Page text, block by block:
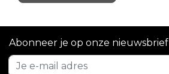
Abonneer je op onze nieuwsbrief